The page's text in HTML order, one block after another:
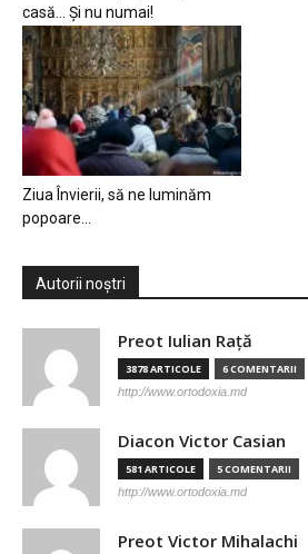
casă… Și nu numai!
Ziua Învierii, să ne luminăm
popoare…
Autorii noștri
Preot Iulian Raţă
3878 ARTICOLE 6 COMENTARII
http://www.ortodoxia.md
Diacon Victor Casian
581 ARTICOLE 5 COMENTARII
http://www.ortodoxia.md
Preot Victor Mihalachi